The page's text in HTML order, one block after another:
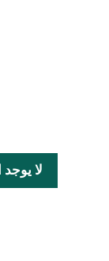
لا